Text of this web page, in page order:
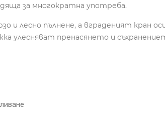
за многократна употреба.
и лесно пълнене, а вграденият кран
улесняват пренасянето и